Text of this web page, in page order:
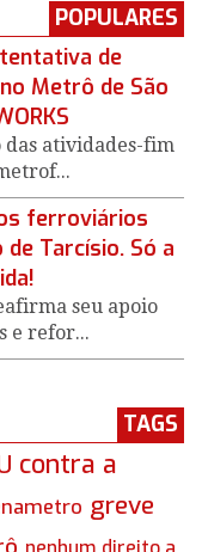
POPULARES
de
Metrô de São
atividades-fim
ferroviários
Tarcísio. Só a
seu apoio
e refor...
TAGS
contra a
greve